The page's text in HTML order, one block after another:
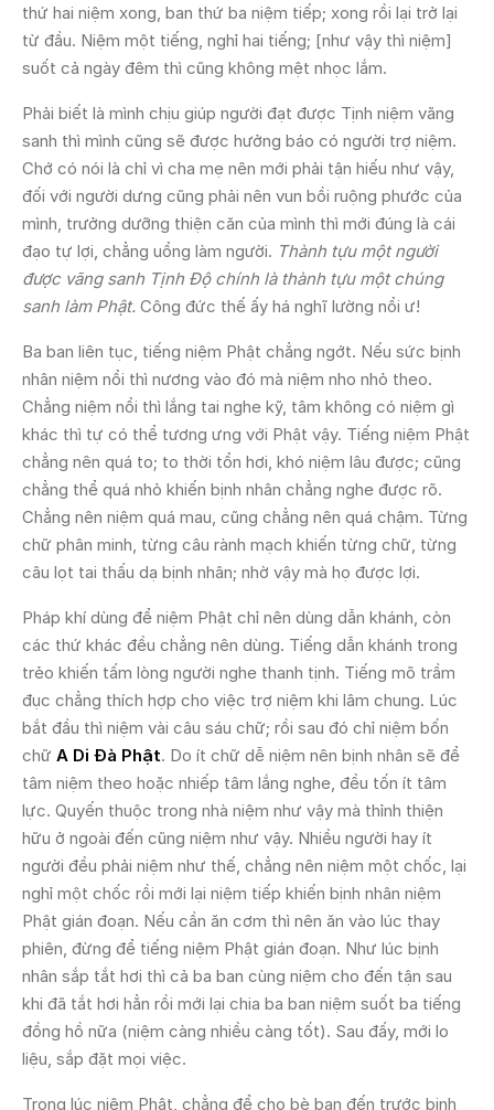
thứ hai niệm xong, ban thứ ba niệm tiếp; xong rồi lại trở lại
từ đầu. Niệm một tiếng, nghỉ hai tiếng; [như vậy thì niệm]
suốt cả ngày đêm thì cũng không mệt nhọc lắm.
Phải biết là mình chịu giúp người đạt được Tịnh niệm vãng
sanh thì mình cũng sẽ được hưởng báo có người trợ niệm.
Chớ có nói là chỉ vì cha mẹ nên mới phải tận hiếu như vậy,
đối với người dưng cũng phải nên vun bồi ruộng phước của
mình, trưởng dưỡng thiện căn của mình thì mới đúng là cái
đạo tự lợi, chẳng uổng làm người. Thành tựu một người
được vãng sanh Tịnh Ðộ chính là thành tựu một chúng
sanh làm Phật. Công đức thế ấy há nghĩ lường nổi ư!
Ba ban liên tục, tiếng niệm Phật chẳng ngớt. Nếu sức bịnh
nhân niệm nổi thì nương vào đó mà niệm nho nhỏ theo.
Chẳng niệm nổi thì lắng tai nghe kỹ, tâm không có niệm gì
khác thì tự có thể tương ưng với Phật vậy. Tiếng niệm Phật
chẳng nên quá to; to thời tổn hơi, khó niệm lâu được; cũng
chẳng thể quá nhỏ khiến bịnh nhân chẳng nghe được rõ.
Chẳng nên niệm quá mau, cũng chẳng nên quá chậm. Từng
chữ phân minh, từng câu rành mạch khiến từng chữ, từng
câu lọt tai thấu dạ bịnh nhân; nhờ vậy mà họ được lợi.
Pháp khí dùng để niệm Phật chỉ nên dùng dẫn khánh, còn
các thứ khác đều chẳng nên dùng. Tiếng dẫn khánh trong
trẻo khiến tấm lòng người nghe thanh tịnh. Tiếng mõ trầm
đục chẳng thích hợp cho việc trợ niệm khi lâm chung. Lúc
bắt đầu thì niệm vài câu sáu chữ; rồi sau đó chỉ niệm bốn
chữ A Di Ðà Phật. Do ít chữ dễ niệm nên bịnh nhân sẽ để
tâm niệm theo hoặc nhiếp tâm lắng nghe, đều tốn ít tâm
lực. Quyến thuộc trong nhà niệm như vậy mà thỉnh thiện
hữu ở ngoài đến cũng niệm như vậy. Nhiều người hay ít
người đều phải niệm như thế, chẳng nên niệm một chốc, lại
nghỉ một chốc rồi mới lại niệm tiếp khiến bịnh nhân niệm
Phật gián đoạn. Nếu cần ăn cơm thì nên ăn vào lúc thay
phiên, đừng để tiếng niệm Phật gián đoạn. Như lúc bịnh
nhân sắp tắt hơi thì cả ba ban cùng niệm cho đến tận sau
khi đã tắt hơi hẳn rồi mới lại chia ba ban niệm suốt ba tiếng
đồng hồ nữa (niệm càng nhiều càng tốt). Sau đấy, mới lo
liệu, sắp đặt mọi việc.
Trong lúc niệm Phật, chẳng để cho bè bạn đến trước bịnh